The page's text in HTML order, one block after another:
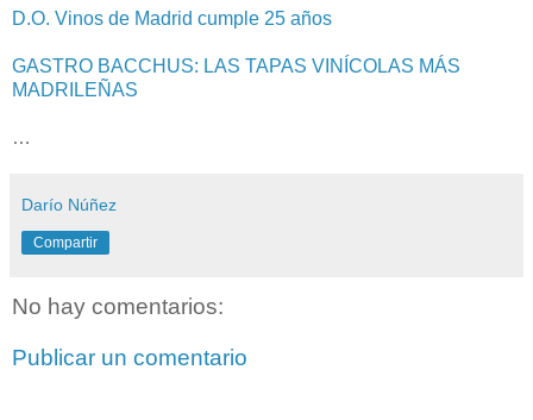
D.O. Vinos de Madrid cumple 25 años
GASTRO BACCHUS: LAS TAPAS VINÍCOLAS MÁS
MADRILEÑAS
…
Darío Núñez
Compartir
No hay comentarios:
Publicar un comentario